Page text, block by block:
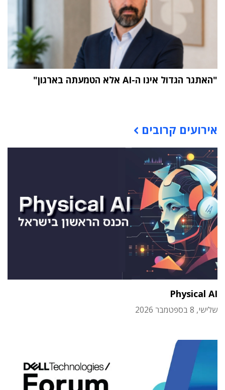
"האתגר הגדול אינו ה-AI אלא הטמעתה בארגון"
אירועים קרובים
Physical AI
שלישי, 8 בספטמבר 2026